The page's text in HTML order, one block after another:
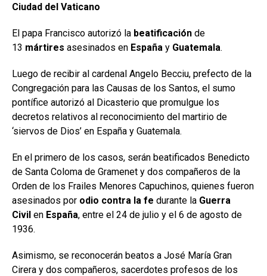
Ciudad del Vaticano
El papa Francisco autorizó la beatificación de
13 mártires asesinados en España y Guatemala.
Luego de recibir al cardenal Angelo Becciu, prefecto de la
Congregación para las Causas de los Santos, el sumo
pontífice autorizó al Dicasterio que promulgue los
decretos relativos al reconocimiento del martirio de
‘siervos de Dios’ en España y Guatemala.
En el primero de los casos, serán beatificados Benedicto
de Santa Coloma de Gramenet y dos compañeros de la
Orden de los Frailes Menores Capuchinos, quienes fueron
asesinados por odio contra la fe durante la Guerra
Civil en España, entre el 24 de julio y el 6 de agosto de
1936.
Asimismo, se reconocerán beatos a José María Gran
Cirera y dos compañeros, sacerdotes profesos de los